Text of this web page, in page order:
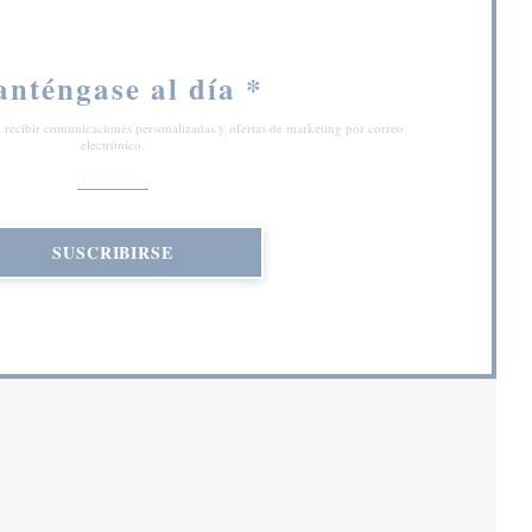
al día *
recibir comunicaciones personalizadas y ofertas de marketing por correo
electrónico.
SUSCRIBIRSE
VENTANA))